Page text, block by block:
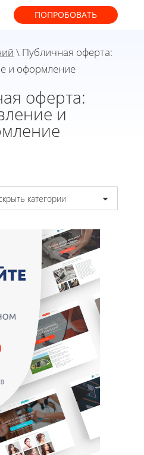
ПОПРОБОВАТЬ
\ Публичная оферта:
и оформление
оферта:
и
категории